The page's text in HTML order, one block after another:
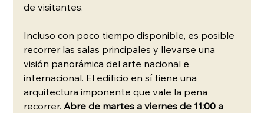
de visitantes.
Incluso con poco tiempo disponible, es posible
recorrer las salas principales y llevarse una
visión panorámica del arte nacional e
internacional. El edificio en sí tiene una
arquitectura imponente que vale la pena
recorrer. Abre de martes a viernes de 11:00 a